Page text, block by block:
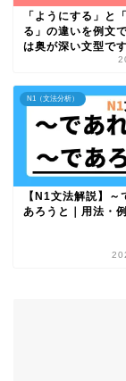
「ようにする」と
る」の違いを例文
は奥が深い文型で
N1（文法分析）
【N1文法解説】～
あろうと｜用法・